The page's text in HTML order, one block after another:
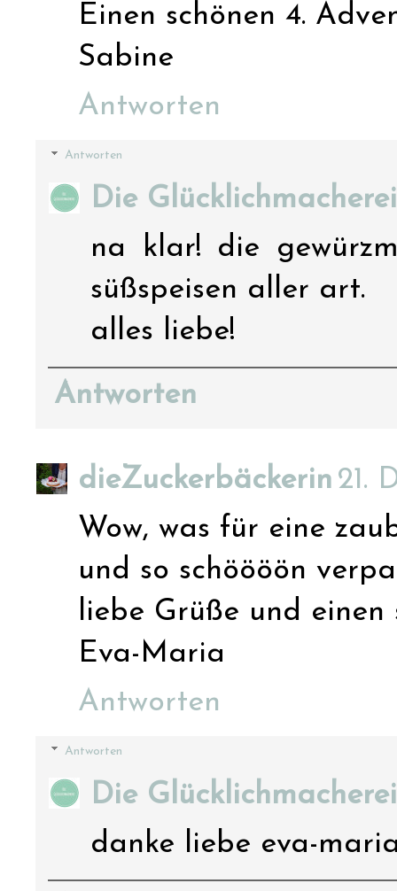
Einen schönen 4.
Sabine
Antworten
Antworten
Die Glücklichmacherei
na klar! die
süßspeisen aller art.
alles liebe!
Antworten
dieZuckerbäckerin 21.
Wow, was für eine
und so schöööön
liebe Grüße und einen
Eva-Maria
Antworten
Antworten
Die Glücklichmacherei
danke liebe eva-